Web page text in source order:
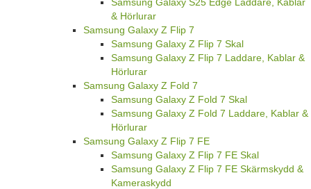
& Hörlurar
Samsung Galaxy Z Flip 7
Samsung Galaxy Z Flip 7 Skal
Samsung Galaxy Z Flip 7 Laddare, Kablar &
Hörlurar
Samsung Galaxy Z Fold 7
Samsung Galaxy Z Fold 7 Skal
Samsung Galaxy Z Fold 7 Laddare, Kablar &
Hörlurar
Samsung Galaxy Z Flip 7 FE
Samsung Galaxy Z Flip 7 FE Skal
Samsung Galaxy Z Flip 7 FE Skärmskydd &
Kameraskydd